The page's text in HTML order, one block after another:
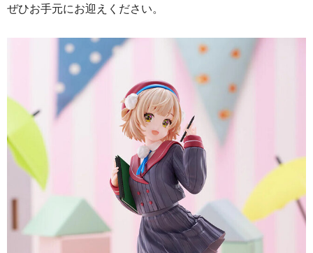
ぜひお手元にお迎えください。